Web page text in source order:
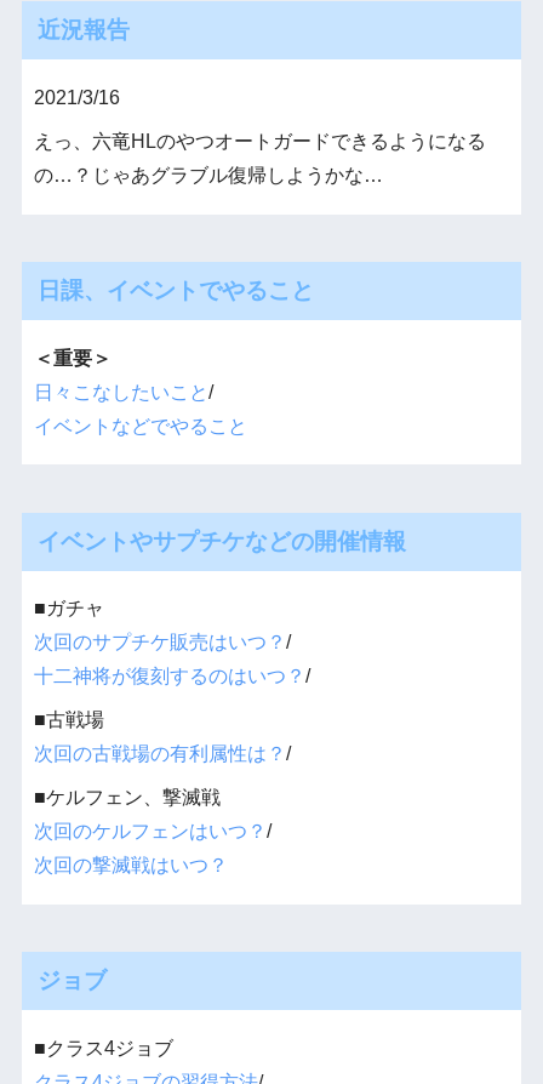
近況報告
2021/3/16
えっ、六竜HLのやつオートガードできるようになる
の…？じゃあグラブル復帰しようかな…
日課、イベントでやること
＜重要＞
日々こなしたいこと/
イベントなどでやること
イベントやサプチケなどの開催情報
■ガチャ
次回のサプチケ販売はいつ？ /
十二神将が復刻するのはいつ？ /
■古戦場
次回の古戦場の有利属性は？ /
■ケルフェン、撃滅戦
次回のケルフェンはいつ？ /
次回の撃滅戦はいつ？
ジョブ
■クラス4ジョブ